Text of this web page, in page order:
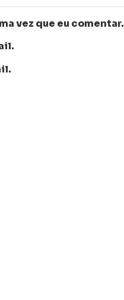
vez que eu comentar.